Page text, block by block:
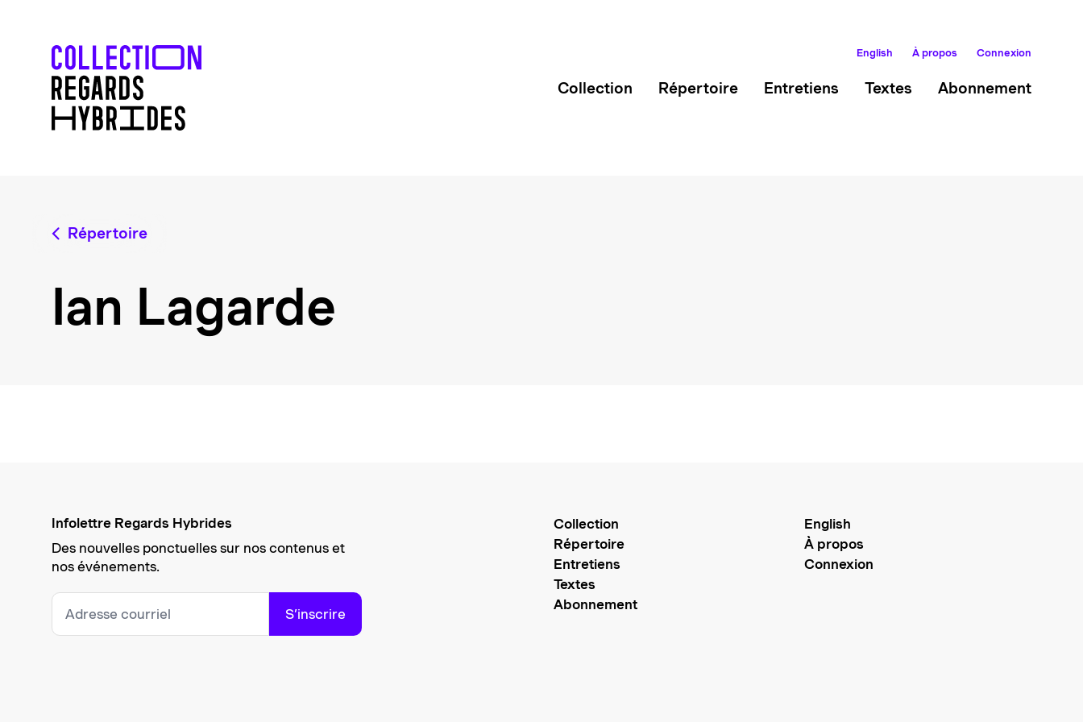
English À propos Connexion
Collection Répertoire Entretiens Textes Abonnement
Répertoire
Ian Lagarde
Infolettre Regards Hybrides
Des nouvelles ponctuelles sur nos contenus et
nos événements.
S’inscrire
Collection
Répertoire
Entretiens
Textes
Abonnement
English
À propos
Connexion